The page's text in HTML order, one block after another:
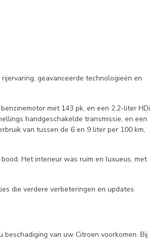
geavanceerde technologieën en
met 143 pk, en een 2.2-liter HDi
handgeschakelde transmissie, en een
van tussen de 6 en 9 liter per 100 km,
Het interieur was ruim en luxueus, met
die verdere verbeteringen en updates
van uw Citroen voorkomen. Bij